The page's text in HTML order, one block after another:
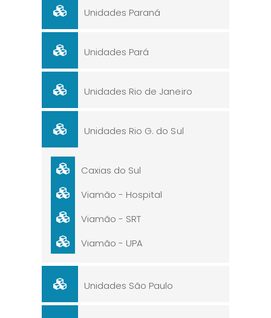
Unidades Paraná
Unidades Pará
Unidades Rio de Janeiro
Unidades Rio G. do Sul
Caxias do Sul
Viamão - Hospital
Viamão - SRT
Viamão - UPA
Unidades São Paulo